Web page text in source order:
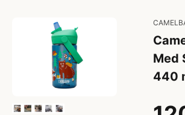
Med
440